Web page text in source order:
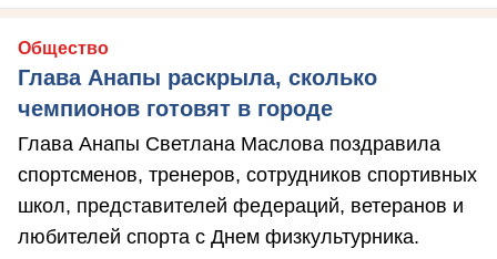
Общество
Глава Анапы раскрыла, сколько
чемпионов готовят в городе
Глава Анапы Светлана Маслова поздравила
спортсменов, тренеров, сотрудников спортивных
школ, представителей федераций, ветеранов и
любителей спорта с Днем физкультурника.